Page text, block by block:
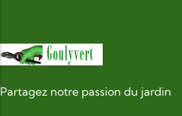
Partagez notre passion du jardin